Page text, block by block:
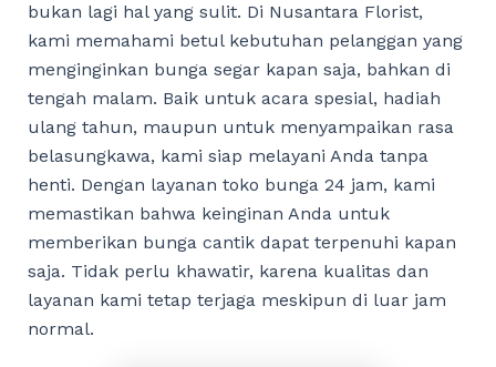
bukan lagi hal yang sulit. Di Nusantara Florist,
kami memahami betul kebutuhan pelanggan yang
menginginkan bunga segar kapan saja, bahkan di
tengah malam. Baik untuk acara spesial, hadiah
ulang tahun, maupun untuk menyampaikan rasa
belasungkawa, kami siap melayani Anda tanpa
henti. Dengan layanan toko bunga 24 jam, kami
memastikan bahwa keinginan Anda untuk
memberikan bunga cantik dapat terpenuhi kapan
saja. Tidak perlu khawatir, karena kualitas dan
layanan kami tetap terjaga meskipun di luar jam
normal.